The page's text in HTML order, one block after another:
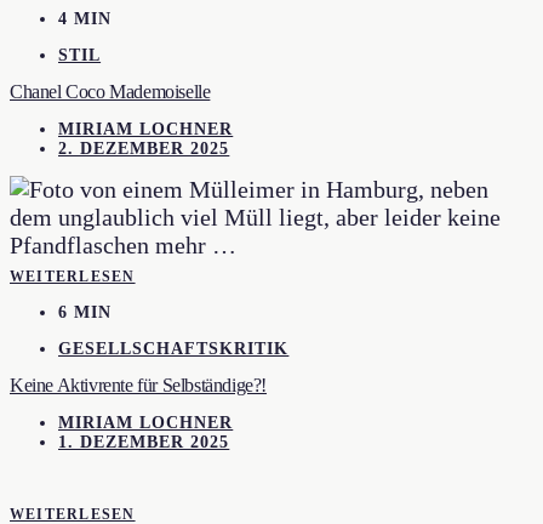
4 MIN
STIL
Chanel Coco Mademoiselle
MIRIAM LOCHNER
2. DEZEMBER 2025
WEITERLESEN
6 MIN
GESELLSCHAFTSKRITIK
Keine Aktivrente für Selbständige?!
MIRIAM LOCHNER
1. DEZEMBER 2025
WEITERLESEN